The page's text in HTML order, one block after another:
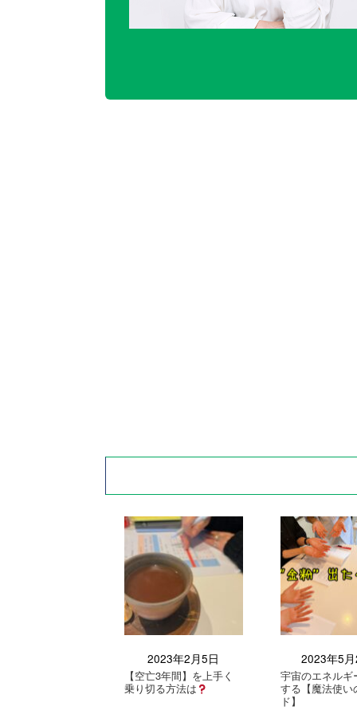
2023年2月5日
【空亡3年間】を上手く
乗り切る方法は
2023年5
宇宙のエネルギ
する【魔法使い
ド】